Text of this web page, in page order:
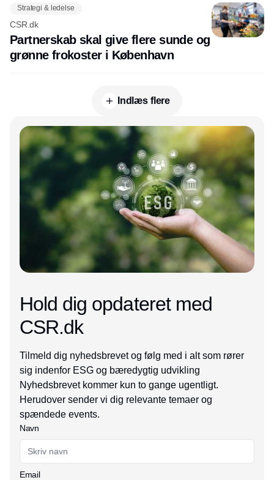
Strategi & ledelse
CSR.dk
Partnerskab skal give flere sunde og
grønne frokoster i København
Indlæs flere
Annonce
Hold dig opdateret med
CSR.dk
Tilmeld dig nyhedsbrevet og følg med i alt som rører
sig indenfor ESG og bæredygtig udvikling
Nyhedsbrevet kommer kun to gange ugentligt.
Herudover sender vi dig relevante temaer og
spændede events.
Navn
Email